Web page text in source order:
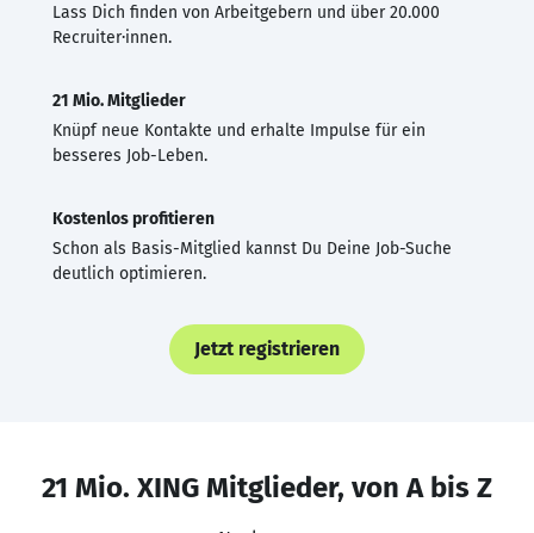
Lass Dich finden von Arbeitgebern und über 20.000
Recruiter·innen.
21 Mio. Mitglieder
Knüpf neue Kontakte und erhalte Impulse für ein
besseres Job-Leben.
Kostenlos profitieren
Schon als Basis-Mitglied kannst Du Deine Job-Suche
deutlich optimieren.
Jetzt registrieren
21 Mio. XING Mitglieder, von A bis Z